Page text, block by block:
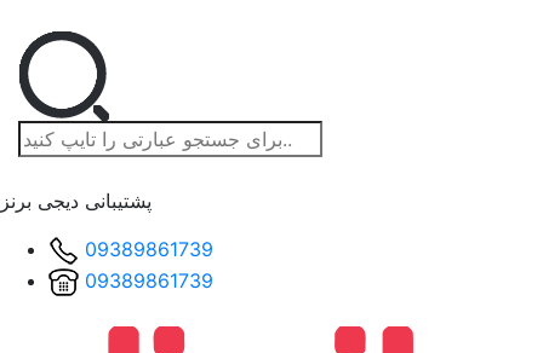
پشتیبانی دیجی برنز
09389861739
09389861739